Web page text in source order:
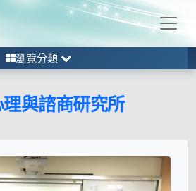
瀏覽分類
與諮商研究所